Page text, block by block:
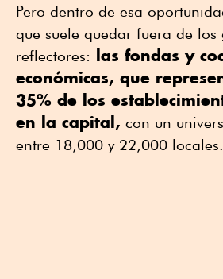
Pero dentro de esa
que suele quedar fuera de los
reflectores: las fondas y
económicas, que
35% de los
en la capital, con un
entre 18,000 y 22,000 locales.